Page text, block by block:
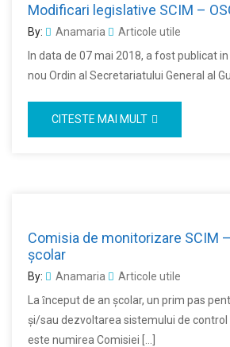
Modificari legislative SCIM –
By: Anamaria
Articole utile
In data de 07 mai 2018, a fost publicat
nou Ordin al Secretariatului General al
CITESTE MAI MULT
Comisia de monitorizare SCIM
şcolar
By: Anamaria
Articole utile
La ȋnceput de an şcolar, un prim pas
şi/sau dezvoltarea sistemului de
este numirea Comisiei […]